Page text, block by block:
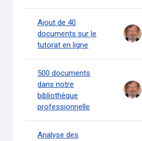
Ajout de 40
documents sur le
tutorat en ligne
500 documents
dans notre
bibliothèque
professionnelle
Analyse des